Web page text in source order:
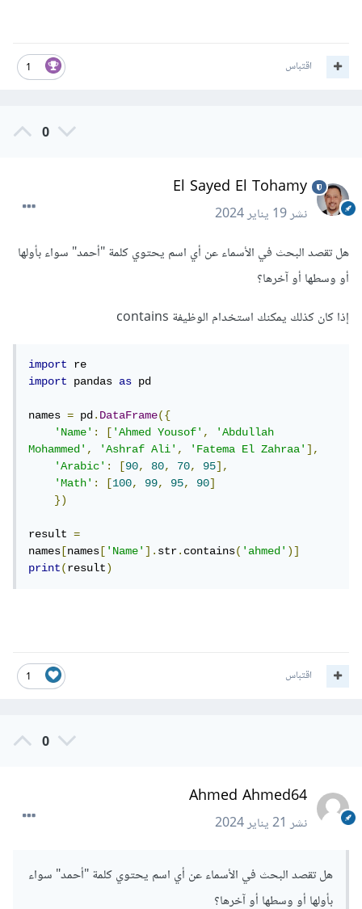
1 اقتباس
0
El Sayed El Tohamy
نشر19 يناير 2024
هل تقصد البحث في الأسماء عن أي اسم يحتوي كلمة "أحمد" سواء بأولها
أو وسطها أو آخرها؟
إذا كان كذلك يمكنك استخدام الوظيفة contains
import
import
pandas as pd
names = pd.DataFrame({
'Name': ['Ahmed Yousof',
'Abdullah
Mohammed', 'Ashraf Ali', 'Fatema El Zahraa'],
'Arabic': [90, 80, 70, 95],
'Math': [100, 99, 95, 90]
})
result =
names [names ['Name'].str.contains('ahmed')]
print(result)
1 اقتباس
0
Ahmed Ahmed64
نشر21 يناير 2024
هل تقصد البحث في الأسماء عن أي اسم يحتوي كلمة "أحمد" سواء
بأولها أو وسطها أو آخرها؟